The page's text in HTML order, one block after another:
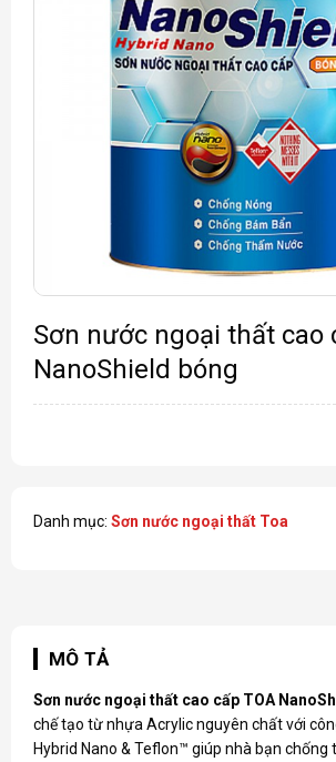
Sơn nước ngoại thất cao
NanoShield bóng
Danh mục: Sơn nước ngoại thất Toa
MÔ TẢ
Sơn nước ngoại thất cao cấp TOA
chế tạo từ nhựa Acrylic nguyên chất với
Hybrid Nano & Teflon™ giúp nhà bạn chống